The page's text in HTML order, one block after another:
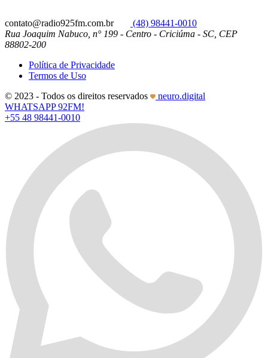
contato@radio925fm.com.br
(48) 98441-0010
Rua Joaquim Nabuco, n° 199 - Centro - Criciúma - SC, CEP
88802-200
Política de Privacidade
Termos de Uso
© 2023 - Todos os direitos reservados
neuro.digital
WHATSAPP 92FM!
+55 48 98441-0010